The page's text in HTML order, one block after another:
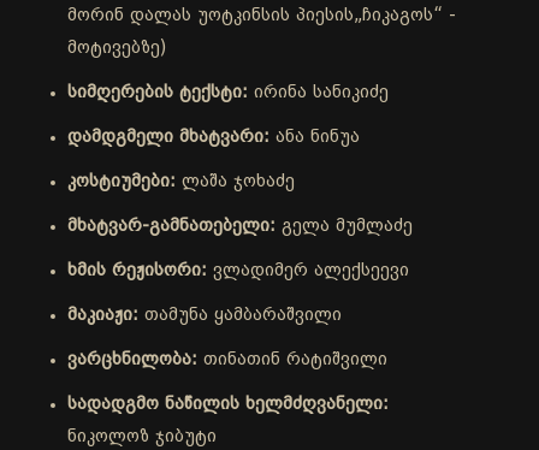
მორინ დალას უოტკინსის პიესის„ჩიკაგოს“ -
მოტივებზე)
სიმღერების ტექსტი: ირინა სანიკიძე
დამდგმელი მხატვარი: ანა ნინუა
კოსტიუმები: ლაშა ჯოხაძე
მხატვარ-გამნათებელი: გელა მუმლაძე
ხმის რეჟისორი: ვლადიმერ ალექსეევი
მაკიაჟი: თამუნა ყამბარაშვილი
ვარცხნილობა: თინათინ რატიშვილი
სადადგმო ნაწილის ხელმძღვანელი:
ნიკოლოზ ჯიბუტი